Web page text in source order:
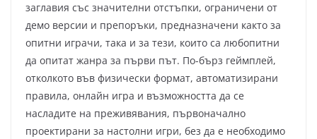
заглавия със значителни отстъпки, ограничени от
демо версии и препоръки, предназначени както за
опитни играчи, така и за тези, които са любопитни
да опитат жанра за първи път. По-бърз геймплей,
отколкото във физически формат, автоматизирани
правила, онлайн игра и възможността да се
насладите на преживявания, първоначално
проектирани за настолни игри, без да е необходимо